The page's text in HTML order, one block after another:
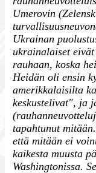
Umerovin
Ukrainan
ukrainalaiset eivät
rauhaan, koska
Heidän oli ensin
amerikkalaisilta
keskustelivat", ja
tapahtunut
että mitään ei
kaikesta muusta
Washingtonissa.